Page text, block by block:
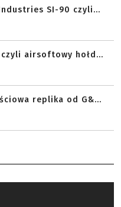
SI-90 czyli...
czyli airsoftowy hołd...
replika od G&...